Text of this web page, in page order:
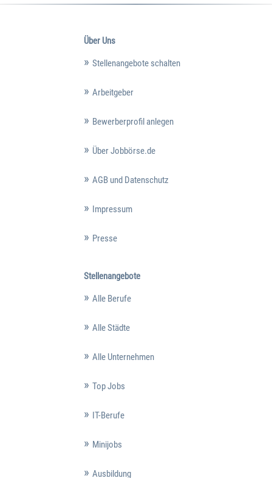
Über Uns
Stellenangebote schalten
Arbeitgeber
Bewerberprofil anlegen
Über Jobbörse.de
AGB und Datenschutz
Impressum
Presse
Stellenangebote
Alle Berufe
Alle Städte
Alle Unternehmen
Top Jobs
IT-Berufe
Minijobs
Ausbildung